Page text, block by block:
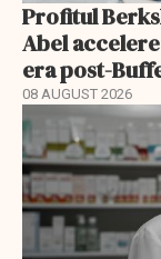
Profitul
Abel
era post-
08 AUGUST 2026